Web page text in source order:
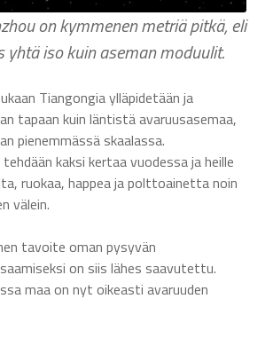
on kymmenen metriä pitkä, eli
yhtä iso kuin aseman moduulit.
Tiangongia ylläpidetään ja
tapaan kuin läntistä avaruusasemaa,
pienemmässä skaalassa.
kaksi kertaa vuodessa ja heille
ruokaa, happea ja polttoainetta noin
välein.
tavoite oman pysyvän
on siis lähes saavutettu.
maa on nyt oikeasti avaruuden